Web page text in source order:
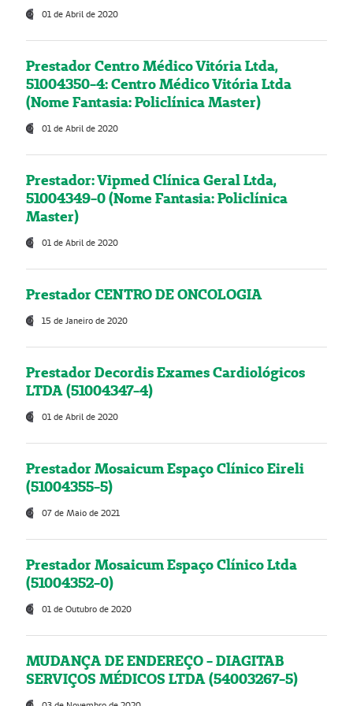
01 de Abril de 2020
Prestador Centro Médico Vitória Ltda,
51004350-4: Centro Médico Vitória Ltda
(Nome Fantasia: Policlínica Master)
01 de Abril de 2020
Prestador: Vipmed Clínica Geral Ltda,
51004349-0 (Nome Fantasia: Policlínica
Master)
01 de Abril de 2020
Prestador CENTRO DE ONCOLOGIA
15 de Janeiro de 2020
Prestador Decordis Exames Cardiológicos
LTDA (51004347-4)
01 de Abril de 2020
Prestador Mosaicum Espaço Clínico Eireli
(51004355-5)
07 de Maio de 2021
Prestador Mosaicum Espaço Clínico Ltda
(51004352-0)
01 de Outubro de 2020
MUDANÇA DE ENDEREÇO - DIAGITAB
SERVIÇOS MÉDICOS LTDA (54003267-5)